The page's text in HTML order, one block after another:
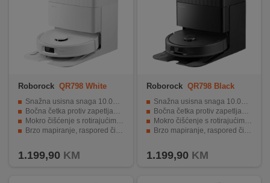
Roborock QR798 White
Snažna usisna snaga 10.000 Pa
Bočna četka protiv zapetljavanja
Mokro čišćenje s rotirajućim krpama
Brzo mapiranje, raspored čišćenja, višenamjenska karta
1.199,90 KM
Roborock QR798 Black
Snažna usisna snaga 10.000 Pa
Bočna četka protiv zapetljavanja
Mokro čišćenje s rotirajućim krpama
Brzo mapiranje, raspored čišćenja, višenamjenska karta
1.199,90 KM